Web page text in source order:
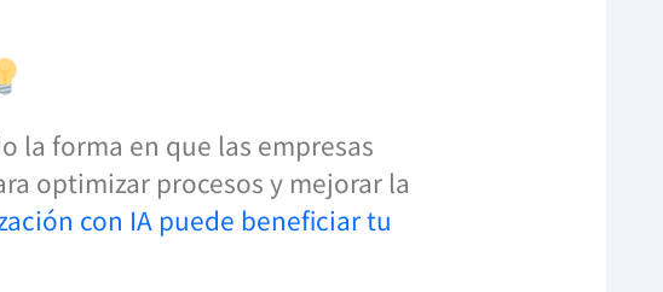
la forma en que las empresas
optimizar procesos y mejorar la
con IA puede beneficiar tu